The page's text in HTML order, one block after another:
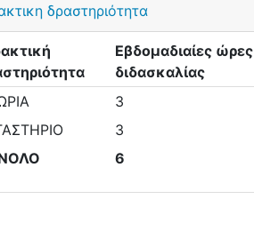
δραστηριότητα
Εβδομαδιαίες ώρες
διδασκαλίας
3
3
6